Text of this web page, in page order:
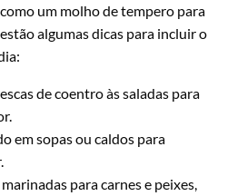
um molho de tempero para
algumas dicas para incluir o
de coentro às saladas para
em sopas ou caldos para
para carnes e peixes,